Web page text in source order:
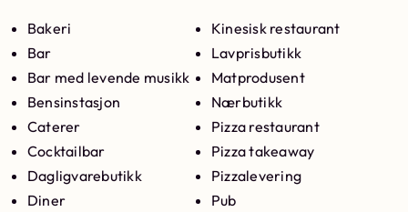
Bakeri
Bar
Bar med levende musikk
Bensinstasjon
Caterer
Cocktailbar
Dagligvarebutikk
Diner
Kinesisk restaurant
Lavprisbutikk
Matprodusent
Nærbutikk
Pizza restaurant
Pizza takeaway
Pizzalevering
Pub